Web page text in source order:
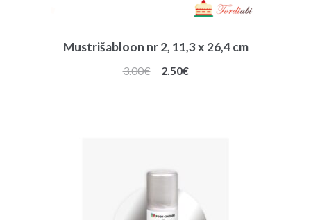
Mustrišabloon nr 2, 11,3 x 26,4 cm
3.00€
Algne
2.50€Praegune